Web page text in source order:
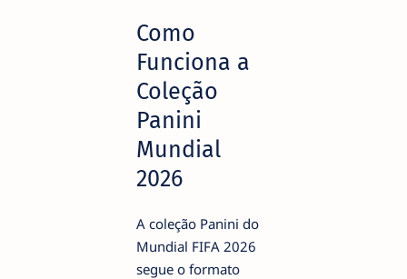
Como
Funciona a
Coleção
Panini
Mundial
2026
A coleção Panini do
Mundial FIFA 2026
segue o formato